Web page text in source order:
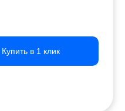
Купить в 1 клик
Купить в 1 клик
Купить в 1 клик